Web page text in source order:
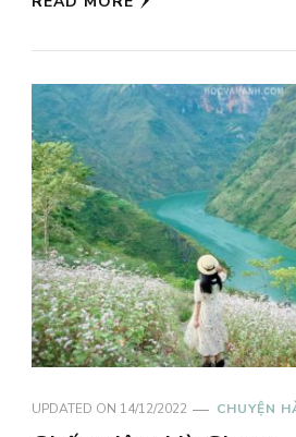
UPDATED ON 14/12/2022 CHUYỆN